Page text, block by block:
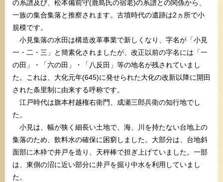
の系譜及び、松本備前守(鹿島氏の宿老)の系譜との関係から、
一族の集合集落と推察されます。古墳時代の遺跡は2ヵ所で小
規模です。
小見集落の水田は構造改革事業で新しくなり、字名が「小見
一・二・三」と簡素化されましたが、改正以前の字名には「一
の田」・「六の田」・「八反田」等の地名が残されていまし
た。これは、大化元年(645)に発せられた大化の改新以降に開田
された条里制に由来する呼称です。
江戸時代は旗本村越権右衛門、成瀬三郎兵衛の知行地でし
た。
小見は、幅が狭く細長い土地で、海、川を持たない台地上の
集落のため、飲料水の確保に困窮しました。大部分は、台地斜
面部に木枠で井戸を造り、天秤棒で担ぎ上げていました。一部
は、東側の沼に近い部分に井戸を掘り中水を利用していまし
た。